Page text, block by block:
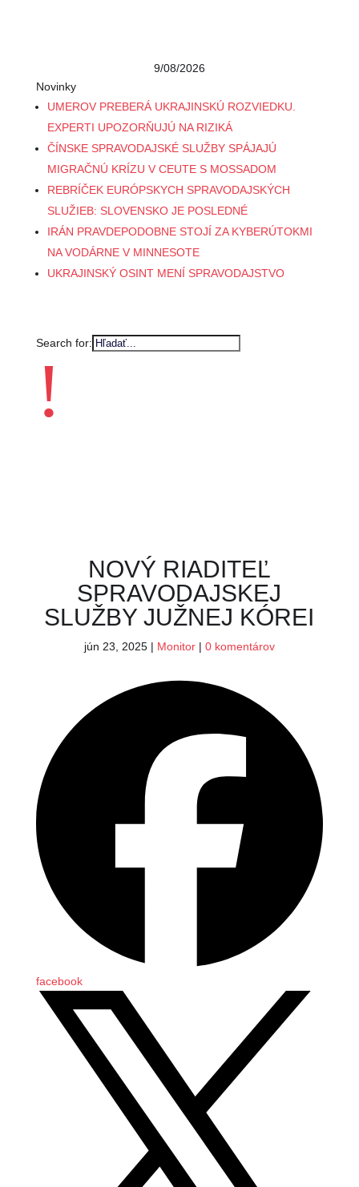
9/08/2026
Novinky
UMEROV PREBERÁ UKRAJINSKÚ ROZVIEDKU.
EXPERTI UPOZORŇUJÚ NA RIZIKÁ
ČÍNSKE SPRAVODAJSKÉ SLUŽBY SPÁJAJÚ
MIGRAČNÚ KRÍZU V CEUTE S MOSSADOM
REBRÍČEK EURÓPSKYCH SPRAVODAJSKÝCH
SLUŽIEB: SLOVENSKO JE POSLEDNÉ
IRÁN PRAVDEPODOBNE STOJÍ ZA KYBERÚTOKMI
NA VODÁRNE V MINNESOTE
UKRAJINSKÝ OSINT MENÍ SPRAVODAJSTVO
Search for:
!
NOVÝ RIADITEĽ
SPRAVODAJSKEJ
SLUŽBY JUŽNEJ KÓREI
jún 23, 2025| Monitor| 0 komentárov
facebook